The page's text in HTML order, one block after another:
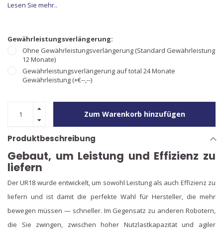
Lesen Sie mehr..
Gewährleistungsverlängerung:
Ohne Gewährleistungsverlängerung (Standard Gewährleistung
12 Monate)
Gewährleistungsverlängerung auf total 24 Monate
Gewährleistung (+€--,--)
Zum Warenkorb hinzufügen
Produktbeschreibung
Gebaut, um Leistung und Effizienz zu
liefern
Der UR18 wurde entwickelt, um sowohl Leistung als auch Effizienz zu
liefern und ist damit die perfekte Wahl für Hersteller, die mehr
bewegen müssen — schneller. Im Gegensatz zu anderen Robotern,
die Sie zwingen, zwischen hoher Nutzlastkapazität und agiler